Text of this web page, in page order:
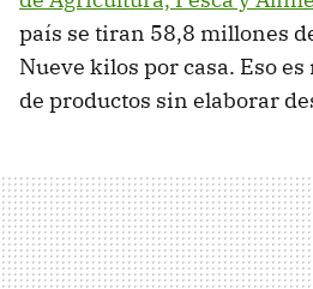
país se tiran 58,8 millones
Nueve kilos por casa. Eso
de productos sin elaborar